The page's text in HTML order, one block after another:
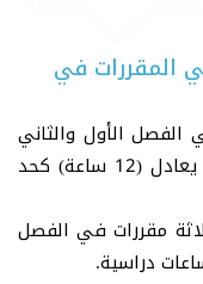
المقررات في
الأول والثاني
لطالب الدكتوراه هي أربعة مقررات، بما يعادل (12 ساعة) كحد
مقررات في الفصل